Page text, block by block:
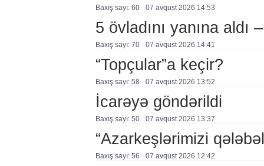
Baxış sayı: 60 07 avqust 2026 14:53
5 övladını yanına aldı
Baxış sayı: 70 07 avqust 2026 14:41
“Topçular”a keçir?
Baxış sayı: 58 07 avqust 2026 13:52
İcarəyə göndərildi
Baxış sayı: 50 07 avqust 2026 13:37
“Azarkeşlərimizi
Baxış sayı: 56 07 avqust 2026 12:42